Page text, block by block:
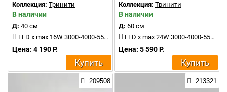
Коллекция: Тринити
В наличии
Д: 40 см
LED x max 16W 3000-4000-5500K 1500Lm
Цена: 4 190 Р.
Купить
Коллекция: Тринити
В наличии
Д: 60 см
LED x max 24W 3000-4000-5500K 2400Lm
Цена: 5 590 Р.
Купить
209508 213321